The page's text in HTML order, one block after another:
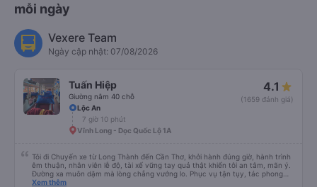
mỗi ngày
Vexere Team
Ngày cập nhật: 07/08/2026
Tuấn Hiệp
Giường nằm 40 chỗ
4.1
(1659 đánh giá)
Lộc An
7 giờ 10 phút
Vĩnh Long - Dọc Quốc Lộ 1A
Tôi đi Chuyến xe từ Long Thành đến Cần Thơ, khởi hành đúng giờ, hành trình
êm thuận, nhân viên lễ độ, tài xế vững tay quả thật khiến tôi an tâm, mãn ý.
Đường xa muôn dặm mà lòng chẳng vướng lo. Phục vụ tận tụy, tác phong
nghiêm cẩn, hiếm thấy giữa thời buổi kim tiền vội vã. Xã hội loạn đạo. Xin gửi
Xem thêm